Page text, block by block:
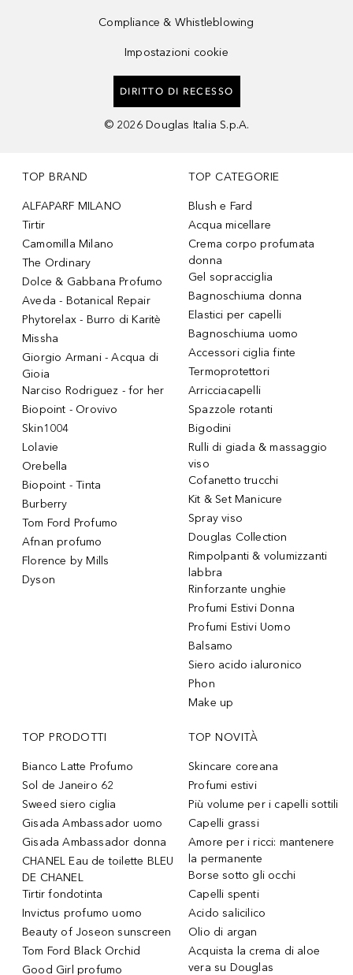
Compliance & Whistleblowing
Impostazioni cookie
DIRITTO DI RECESSO
© 2026 Douglas Italia S.p.A.
TOP BRAND
ALFAPARF MILANO
Tirtir
Camomilla Milano
The Ordinary
Dolce & Gabbana Profumo
Aveda - Botanical Repair
Phytorelax - Burro di Karitè
Missha
Giorgio Armani - Acqua di
Gioia
Narciso Rodriguez - for her
Biopoint - Orovivo
Skin1004
Lolavie
Orebella
Biopoint - Tinta
Burberry
Tom Ford Profumo
Afnan profumo
Florence by Mills
Dyson
TOP CATEGORIE
Blush e Fard
Acqua micellare
Crema corpo profumata
donna
Gel sopracciglia
Bagnoschiuma donna
Elastici per capelli
Bagnoschiuma uomo
Accessori ciglia finte
Termoprotettori
Arricciacapelli
Spazzole rotanti
Bigodini
Rulli di giada & massaggio
viso
Cofanetto trucchi
Kit & Set Manicure
Spray viso
Douglas Collection
Rimpolpanti & volumizzanti
labbra
Rinforzante unghie
Profumi Estivi Donna
Profumi Estivi Uomo
Balsamo
Siero acido ialuronico
Phon
Make up
TOP PRODOTTI
Bianco Latte Profumo
Sol de Janeiro 62
Sweed siero ciglia
Gisada Ambassador uomo
Gisada Ambassador donna
CHANEL Eau de toilette BLEU
DE CHANEL
Tirtir fondotinta
Invictus profumo uomo
Beauty of Joseon sunscreen
Tom Ford Black Orchid
Good Girl profumo
TOP NOVITÀ
Skincare coreana
Profumi estivi
Più volume per i capelli sottili
Capelli grassi
Amore per i ricci: mantenere
la permanente
Borse sotto gli occhi
Capelli spenti
Acido salicilico
Olio di argan
Acquista la crema di aloe
vera su Douglas